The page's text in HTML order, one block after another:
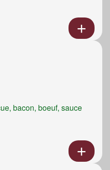
bacon, boeuf, sauce